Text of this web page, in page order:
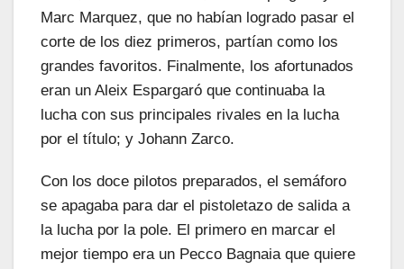
Marc Marquez, que no habían logrado pasar el
corte de los diez primeros, partían como los
grandes favoritos. Finalmente, los afortunados
eran un Aleix Espargaró que continuaba la
lucha con sus principales rivales en la lucha
por el título; y Johann Zarco.
Con los doce pilotos preparados, el semáforo
se apagaba para dar el pistoletazo de salida a
la lucha por la pole. El primero en marcar el
mejor tiempo era un Pecco Bagnaia que quiere